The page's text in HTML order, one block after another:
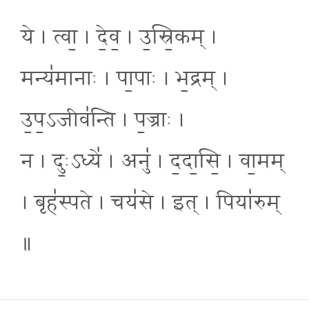
ये । त्वा॒ । दे॒व॒ । उ॒स्रि॒कम् ।
मन्य॑मानाः । पा॒पाः । भ॒द्रम् ।
उ॒प॒ऽजीव॑न्ति । प॒ज्राः ।
न । दुः॒ऽध्ये॑ । अनु॑ । द॒दा॒सि॒ । वा॒मम्
। बृह॑स्पते । चय॑से । इत् । पिया॑रुम्
॥